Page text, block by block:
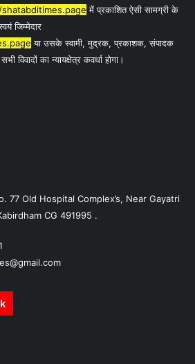
में प्रकाशित ऐसी सामग्री के
जिम्मेदार
या उसके स्वामी, मुद्रक, प्रकाशक, संपादक
विवादों का न्यायक्षेत्र कवर्धा होगा।
77 Old Hospital Complex’s, Near Gayatri
CG 491995 .